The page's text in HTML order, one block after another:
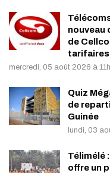
nouveau
de
tarifaires
mercredi, 05 août 2026 à
Quiz
de
Guinée
lundi, 03
Télimélé
offre un